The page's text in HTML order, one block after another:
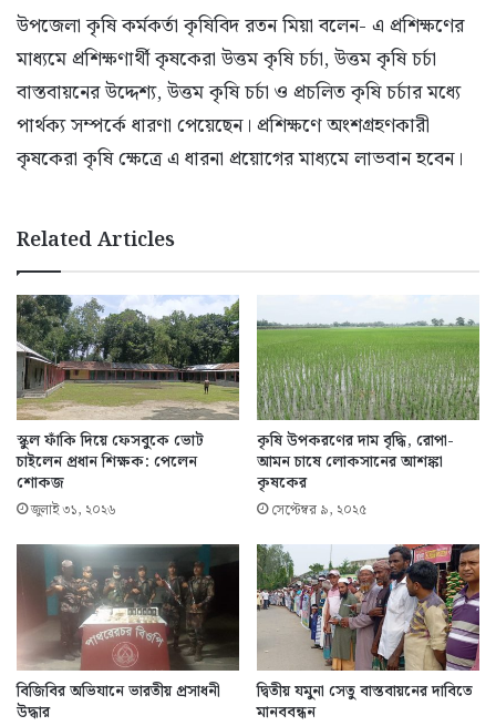
উপজেলা কৃষি কর্মকর্তা কৃষিবিদ রতন মিয়া বলেন- এ প্রশিক্ষণের
মাধ্যমে প্রশিক্ষণার্থী কৃষকেরা উত্তম কৃষি চর্চা, উত্তম কৃষি চর্চা
বাস্তবায়নের উদ্দেশ্য, উত্তম কৃষি চর্চা ও প্রচলিত কৃষি চর্চার মধ্যে
পার্থক্য সম্পর্কে ধারণা পেয়েছেন। প্রশিক্ষণে অংশগ্রহণকারী
কৃষকেরা কৃষি ক্ষেত্রে এ ধারনা প্রয়োগের মাধ্যমে লাভবান হবেন।
Related Articles
স্কুল ফাঁকি দিয়ে ফেসবুকে ভোট
চাইলেন প্রধান শিক্ষক: পেলেন
শোকজ
জুলাই ৩১, ২০২৬
কৃষি উপকরণের দাম বৃদ্ধি, রোপা-
আমন চাষে লোকসানের আশঙ্কা
কৃষকের
সেপ্টেম্বর ৯, ২০২৫
বিজিবির অভিযানে ভারতীয় প্রসাধনী
উদ্ধার
দ্বিতীয় যমুনা সেতু বাস্তবায়নের দাবিতে
মানববন্ধন